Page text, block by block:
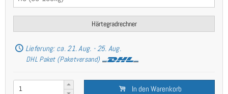
Härtegradrechner
Lieferung: ca. 21. Aug. - 25. Aug.
DHL Paket (Paketversand)
In den Warenkorb